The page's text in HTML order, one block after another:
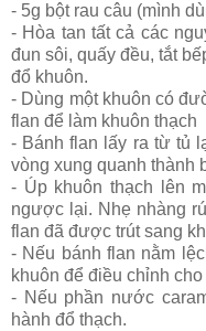
- 5g bột rau câu (mình
- Hòa tan tất cả các
đun sôi, quấy đều, tắt
đổ khuôn.
- Dùng một khuôn có
flan để làm khuôn thạch
- Bánh flan lấy ra từ tủ
vòng xung quanh thành
- Úp khuôn thạch lên
ngược lại. Nhẹ nhàng
flan đã được trút sang
- Nếu bánh flan nằm
khuôn để điều chỉnh
- Nếu phần nước
hành đổ thạch.